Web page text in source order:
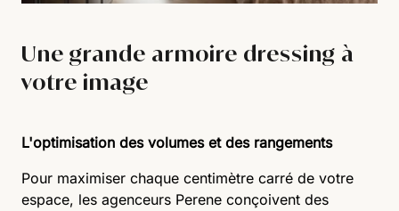
Une grande armoire dressing à
votre image
L'optimisation des volumes et des rangements
Pour maximiser chaque centimètre carré de votre
espace, les agenceurs Perene conçoivent des